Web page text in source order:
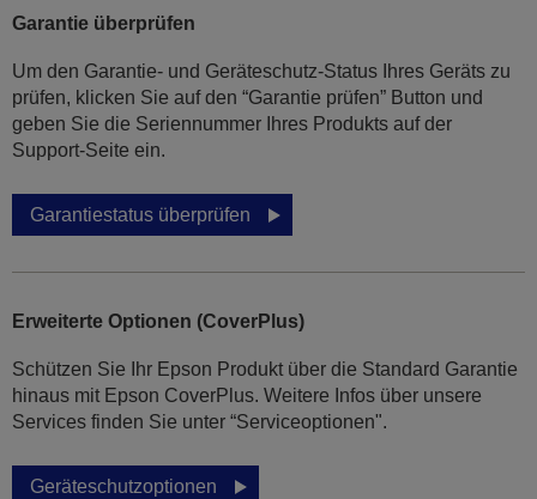
Garantie überprüfen
Um den Garantie- und Geräteschutz-Status Ihres Geräts zu
prüfen, klicken Sie auf den “Garantie prüfen” Button und
geben Sie die Seriennummer Ihres Produkts auf der
Support-Seite ein.
Garantiestatus überprüfen
Erweiterte Optionen (CoverPlus)
Schützen Sie Ihr Epson Produkt über die Standard Garantie
hinaus mit Epson CoverPlus. Weitere Infos über unsere
Services finden Sie unter “Serviceoptionen".
Geräteschutzoptionen